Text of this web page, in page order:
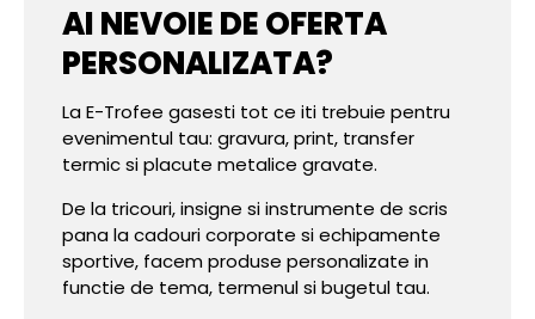
AI NEVOIE DE OFERTA
PERSONALIZATA?
La E-Trofee gasesti tot ce iti trebuie pentru
evenimentul tau: gravura, print, transfer
termic si placute metalice gravate.
De la tricouri, insigne si instrumente de scris
pana la cadouri corporate si echipamente
sportive, facem produse personalizate in
functie de tema, termenul si bugetul tau.